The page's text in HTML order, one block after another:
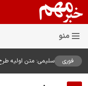
فوری
سلیمی: متن اولیه